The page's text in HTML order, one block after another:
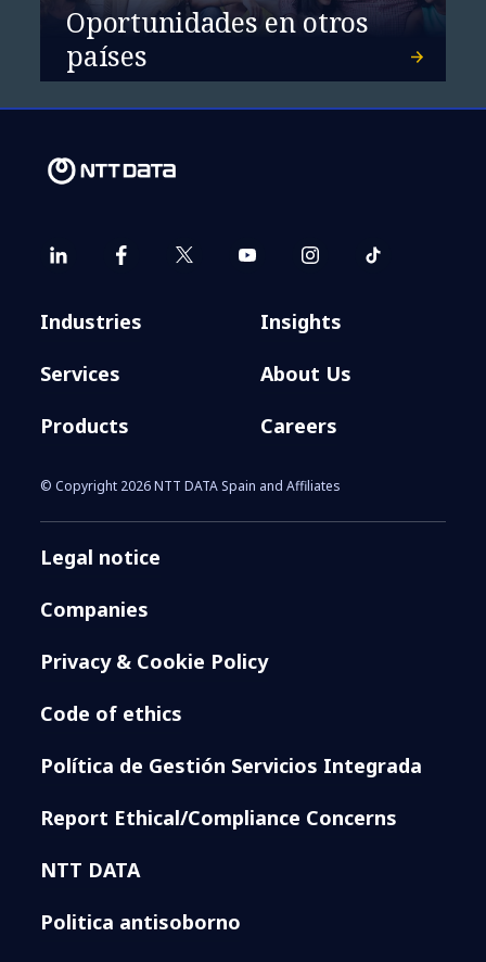
Oportunidades en otros
países
Industries
Services
Products
Insights
About Us
Careers
© Copyright 2026 NTT DATA Spain and Affiliates
Legal notice
Companies
Privacy & Cookie Policy
Code of ethics
Política de Gestión Servicios Integrada
Report Ethical/Compliance Concerns
NTT DATA
Politica antisoborno